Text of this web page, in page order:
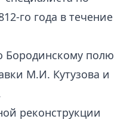
го года в течение
Бородинскому полю
М.И. Кутузова и
реконструкции